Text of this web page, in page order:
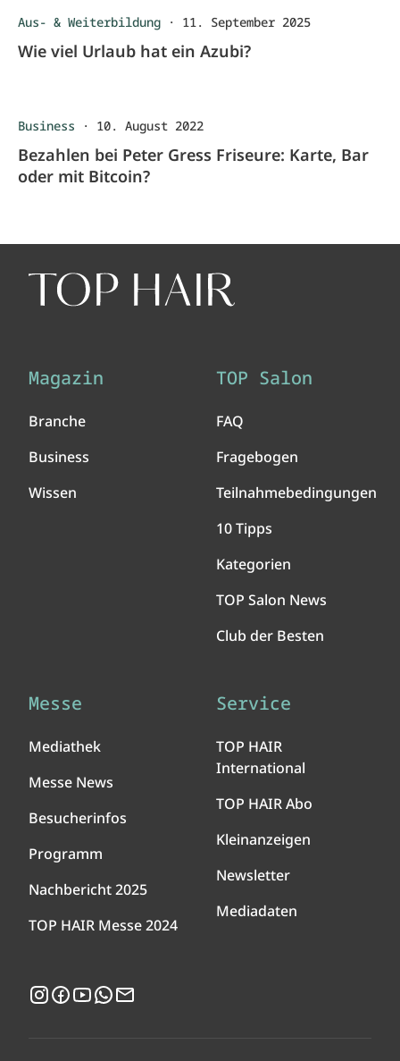
Aus- & Weiterbildung · 11. September 2025
Wie viel Urlaub hat ein Azubi?
Business · 10. August 2022
Bezahlen bei Peter Gress Friseure: Karte, Bar
oder mit Bitcoin?
Magazin
Branche
Business
Wissen
TOP Salon
FAQ
Fragebogen
Teilnahmebedingungen
10 Tipps
Kategorien
TOP Salon News
Club der Besten
Messe
Mediathek
Messe News
Besucherinfos
Programm
Nachbericht 2025
TOP HAIR Messe 2024
Service
TOP HAIR
International
TOP HAIR Abo
Kleinanzeigen
Newsletter
Mediadaten
Instagram
Facebook
YouTubeWhatsApp